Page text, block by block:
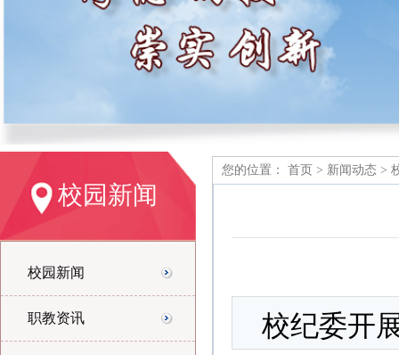
校园新闻
校园新闻
职教资讯
您的位置： 首页 > 新闻动态 >
校纪委开